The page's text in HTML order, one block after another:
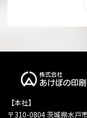
【本社】
〒310-0804 茨城県水戸